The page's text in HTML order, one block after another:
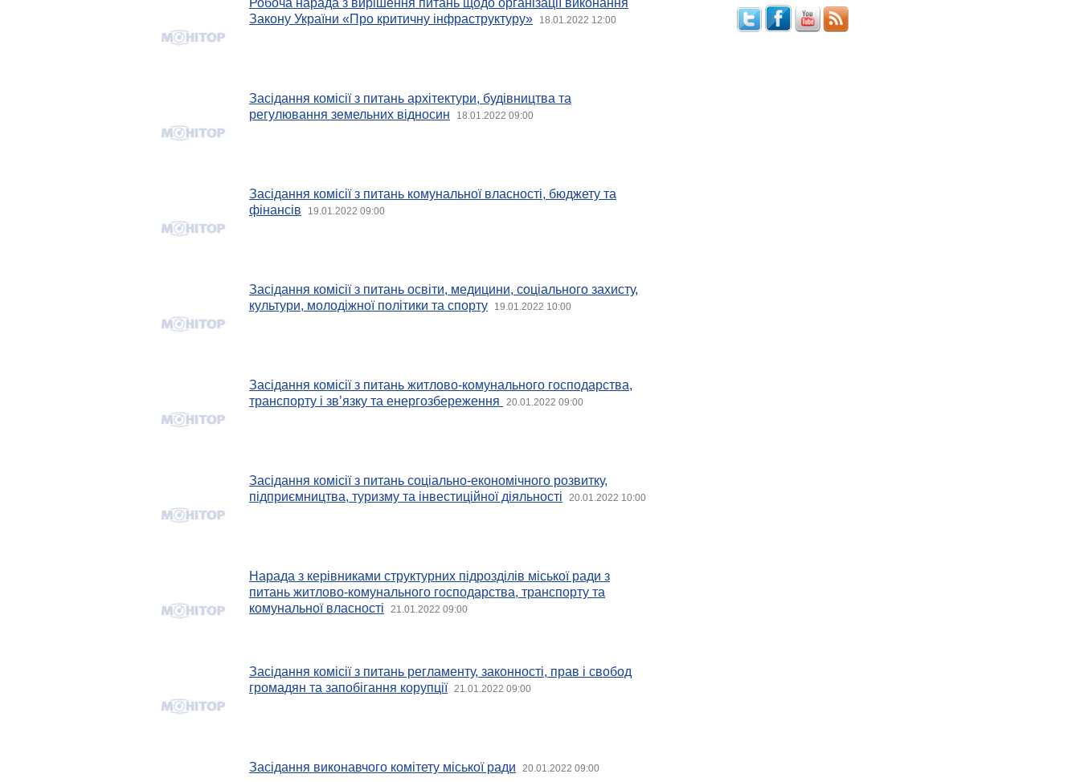
Робоча нарада з вирішення питань щодо організації виконання
Закону України «Про критичну інфраструктуру»
18.01.2022 12:00
Засідання комісії з питань архітектури, будівництва та
регулювання земельних відносин
18.01.2022 09:00
Засідання комісії з питань комунальної власності, бюджету та
фінансів
19.01.2022 09:00
Засідання комісії з питань освіти, медицини, соціального захисту,
культури, молодіжної політики та спорту
19.01.2022 10:00
Засідання комісії з питань житлово-комунального господарства,
транспорту і зв’язку та енергозбереження
20.01.2022 09:00
Засідання комісії з питань соціально-економічного розвитку,
підприємництва, туризму та інвестиційної діяльності
20.01.2022 10:00
Нарада з керівниками структурних підрозділів міської ради з
питань житлово-комунального господарства, транспорту та
комунальної власності
21.01.2022 09:00
Засідання комісії з питань регламенту, законності, прав і свобод
громадян та запобігання корупції
21.01.2022 09:00
Засідання виконавчого комітету міської ради 20.01.2022 09:00